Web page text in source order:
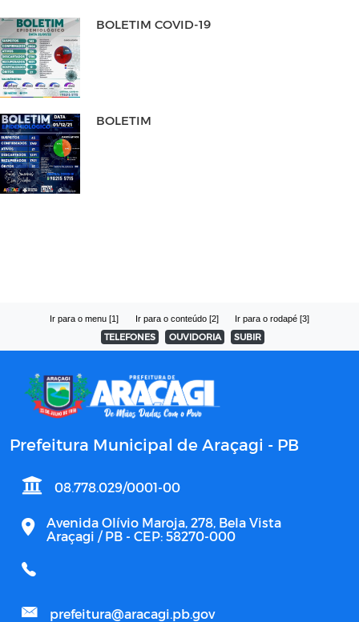
BOLETIM COVID-19
BOLETIM
Ir para o menu [1] Ir para o conteúdo [2] Ir para o rodapé [3]
TELEFONES OUVIDORIA SUBIR
Prefeitura Municipal de Araçagi - PB
08.778.029/0001-00
Avenida Olívio Maroja, 278, Bela Vista
Araçagi / PB - CEP: 58270-000
prefeitura@aracagi.pb.gov